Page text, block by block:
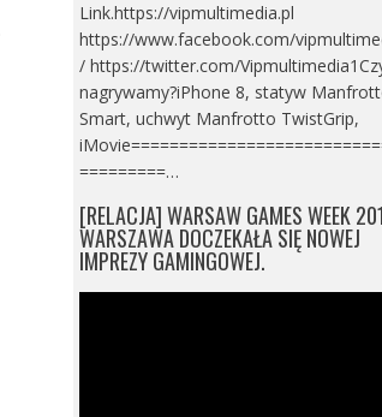
Link.https://vipmultimedia.pl
https://www.facebook.com/
/ https://twitter.com/
nagrywamy?iPhone 8, statyw
Smart, uchwyt Manfrotto TwistGrip,
=========…
[RELACJA] WARSAW GAMES WEEK
WARSZAWA DOCZEKAŁA SIĘ NOWEJ
IMPREZY GAMINGOWEJ.